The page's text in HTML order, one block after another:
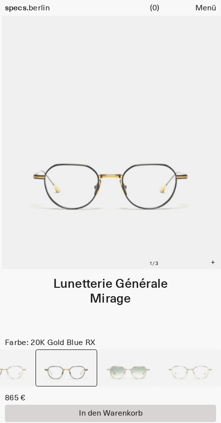
specs.berlin
Warenkorb (0) Menü
Lunetterie Générale
Mirage
Farbe: 20K Gold Blue RX
865 €
In den Warenkorb